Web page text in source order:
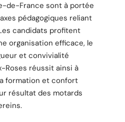
de-France sont à portée
pédagogiques reliant
candidats profitent
organisation efficace, le
et convivialité
Roses réussit ainsi à
formation et confort
résultat des motards